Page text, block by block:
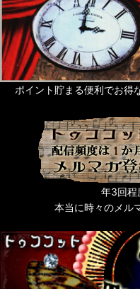
グリーティングカード
Rose de Reficul et Guiggles
サシェ・芳香剤・入浴剤他
タッセル
猫なもの
うさぎなもの
梟ーふくろうー
zoo 色々動物なもの
ポイント貯まる便利でお得
年3回程
本当に時々のメル